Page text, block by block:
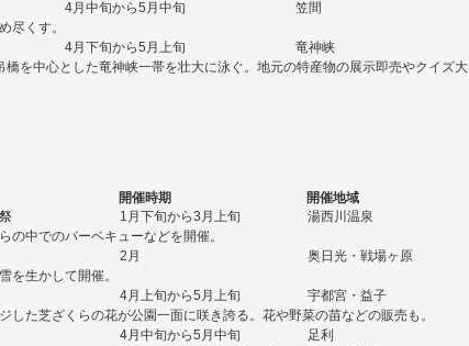
4月中旬から5月中旬
笠間
尽くす。
4月下旬から5月上旬
竜神峡
を中心とした竜神峡一帯を壮大に泳ぐ。地元の特産物の展示即売やクイズ大
開催時期
開催地域
1月下旬から3月上旬
湯西川温泉
の中でのバーベキューなどを開催。
2月
奥日光・戦場ヶ原
を生かして開催。
4月上旬から5月上旬
宇都宮・益子
した芝ざくらの花が公園一面に咲き誇る。花や野菜の苗などの販売も。
4月中旬から5月中旬
足利